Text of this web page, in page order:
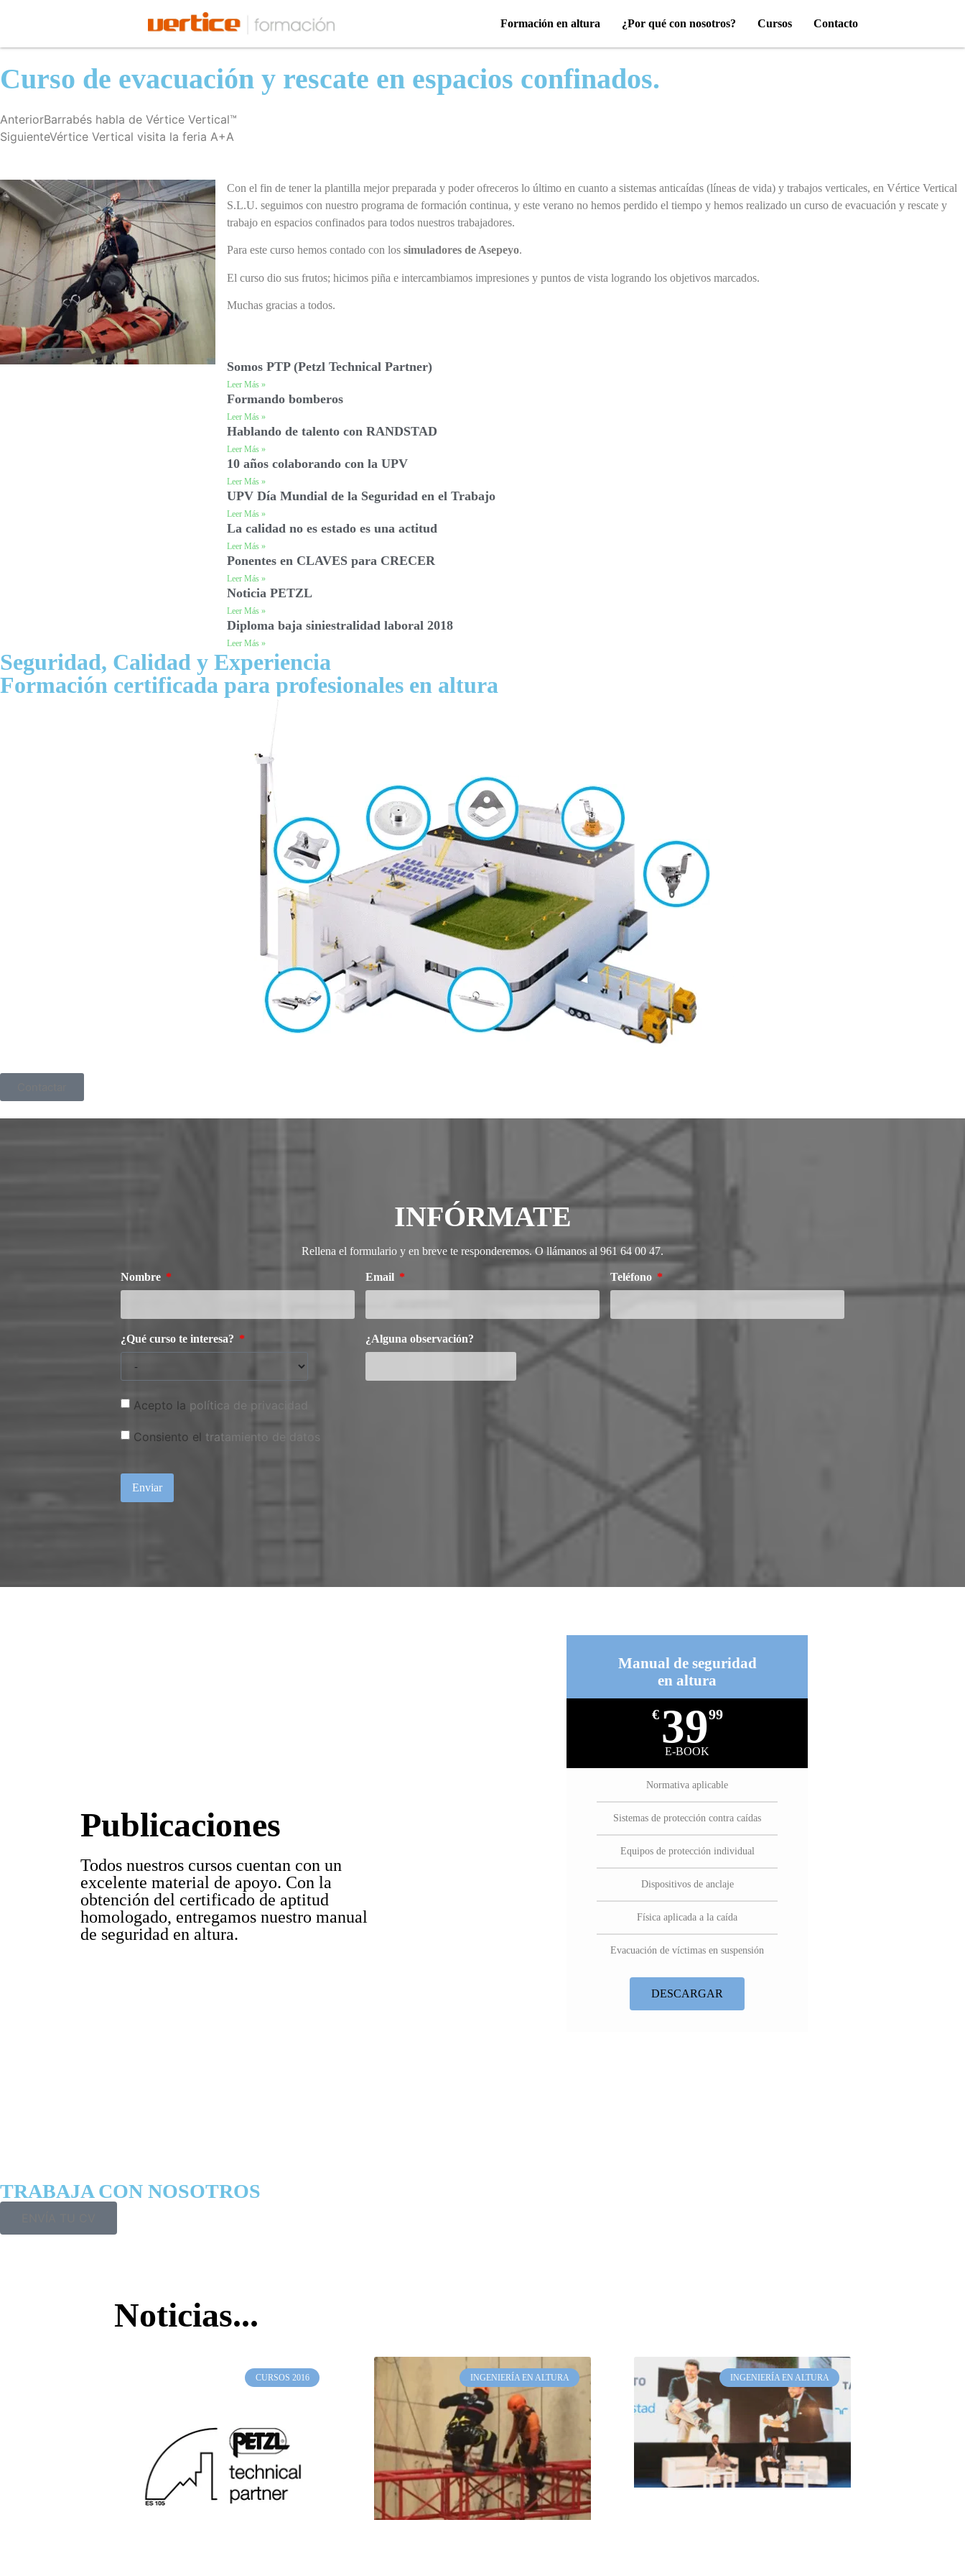
Formación en altura ¿Por qué con nosotros? Cursos Contacto
Curso de evacuación y rescate en espacios confinados.
AnteriorBarrabés habla de Vértice Vertical™
SiguienteVértice Vertical visita la feria A+A
Con el fin de tener la plantilla mejor preparada y poder ofreceros lo último en cuanto a sistemas anticaídas (líneas de vida) y trabajos verticales, en Vértice Vertical
S.L.U. seguimos con nuestro programa de formación continua, y este verano no hemos perdido el tiempo y hemos realizado un curso de evacuación y rescate y
trabajo en espacios confinados para todos nuestros trabajadores.
Para este curso hemos contado con los simuladores de Asepeyo.
El curso dio sus frutos; hicimos piña e intercambiamos impresiones y puntos de vista logrando los objetivos marcados.
Muchas gracias a todos.
Somos PTP (Petzl Technical Partner)
Leer Más »
Formando bomberos
Leer Más »
Hablando de talento con RANDSTAD
Leer Más »
10 años colaborando con la UPV
Leer Más »
UPV Día Mundial de la Seguridad en el Trabajo
Leer Más »
La calidad no es estado es una actitud
Leer Más »
Ponentes en CLAVES para CRECER
Leer Más »
Noticia PETZL
Leer Más »
Diploma baja siniestralidad laboral 2018
Leer Más »
Seguridad, Calidad y Experiencia
Formación certificada para profesionales en altura
INFÓRMATE
Rellena el formulario y en breve te responderemos. O llámanos al 961 64 00 47.
Nombre Email Teléfono
¿Qué curso te interesa? ¿Alguna observación?
Acepto la política de privacidad
Consiento el tratamiento de datos
Enviar
Publicaciones
Todos nuestros cursos cuentan con un
excelente material de apoyo. Con la
obtención del certificado de aptitud
homologado, entregamos nuestro manual
de seguridad en altura.
Manual de seguridad
en altura
€ 3999
E-BOOK
Normativa aplicable
Sistemas de protección contra caídas
Equipos de protección individual
Dispositivos de anclaje
Física aplicada a la caída
Evacuación de víctimas en suspensión
DESCARGAR
TRABAJA CON NOSOTROS
Noticias...
CURSOS 2016 INGENIERÍA EN ALTURA INGENIERÍA EN ALTURA